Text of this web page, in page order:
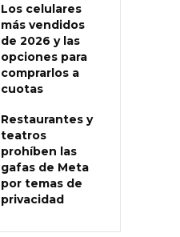
Los celulares
más vendidos
de 2026 y las
opciones para
comprarlos a
cuotas
Restaurantes y
teatros
prohíben las
gafas de Meta
por temas de
privacidad